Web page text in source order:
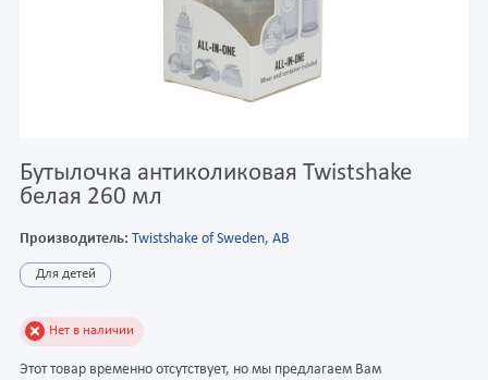
Бутылочка антиколиковая Twistshake
белая 260 мл
Производитель: Twistshake of Sweden, AB
Для детей
Нет в наличии
Этот товар временно отсутствует, но мы предлагаем Вам